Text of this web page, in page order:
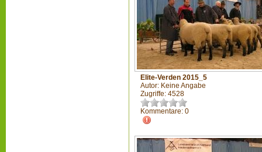
Elite-Verden 2015_5
Autor: Keine Angabe
Zugriffe: 4528
Kommentare: 0